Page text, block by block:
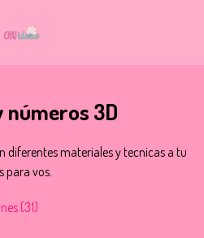
3D
diferentes materiales y tecnicas a tu
para vos.
(31)